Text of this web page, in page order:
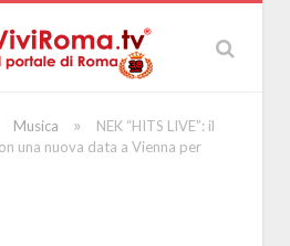
Musica »
NEK “HITS LIVE”: il
una nuova data a Vienna per